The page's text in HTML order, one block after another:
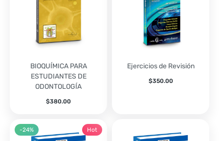
BIOQUÍMICA PARA
ESTUDIANTES DE
ODONTOLOGÍA
$380.00
Ejercicios de Revisión
$350.00
-24% Hot